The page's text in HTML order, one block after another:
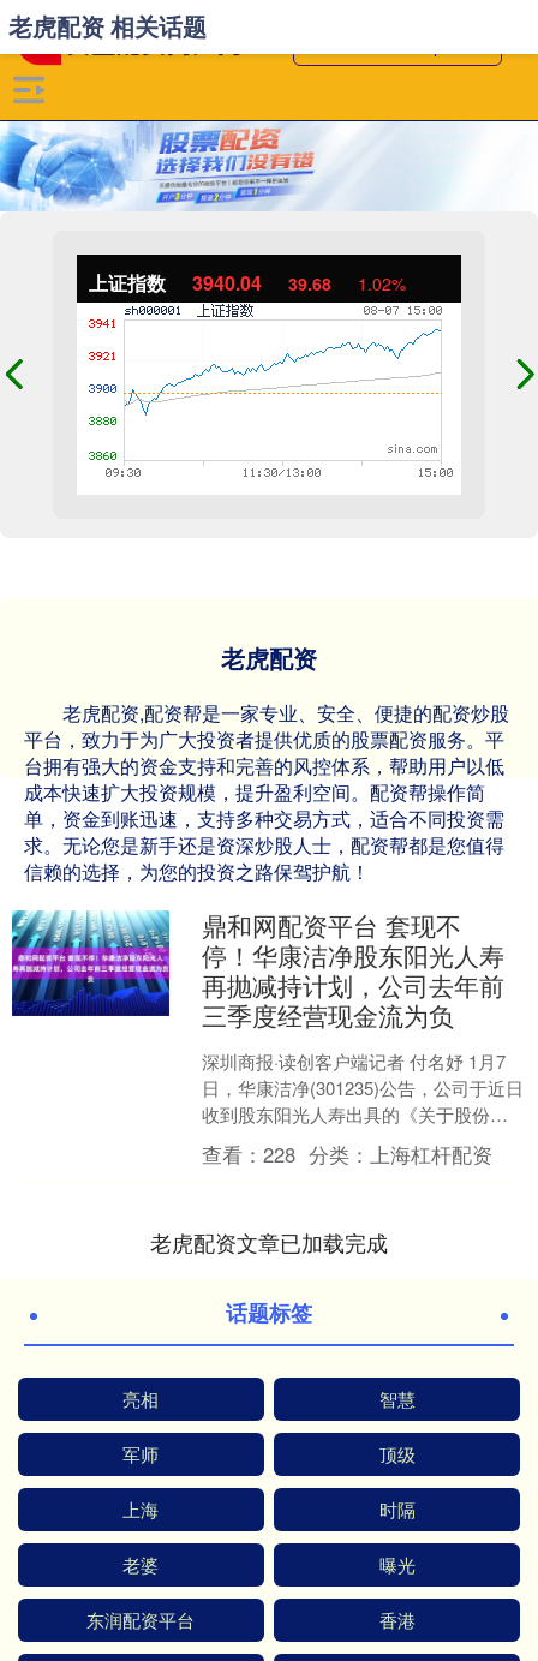
上证指数 3940.04 39.68 1.02%
老虎配资
老虎配资,配资帮是一家专业、安全、便捷的配资炒股
平台，致力于为广大投资者提供优质的股票配资服务。平
台拥有强大的资金支持和完善的风控体系，帮助用户以低
成本快速扩大投资规模，提升盈利空间。配资帮操作简
单，资金到账迅速，支持多种交易方式，适合不同投资需
求。无论您是新手还是资深炒股人士，配资帮都是您值得
信赖的选择，为您的投资之路保驾护航！
老虎配资 相关话题
鼎和网配资平台 套现不
停！华康洁净股东阳光人寿
再抛减持计划，公司去年前
三季度经营现金流为负
深圳商报·读创客户端记者 付名妤 1月7
日，华康洁净(301235)公告，公司于近日
收到股东阳光人寿出具的《关于股份减
持计划的告知函》。 公告显示，持有公
司股份....
查看：228 分类：上海杠杆配资
老虎配资文章已加载完成
话题标签
亮相 智慧
军师 顶级
上海 时隔
老婆 曝光
东润配资平台 香港